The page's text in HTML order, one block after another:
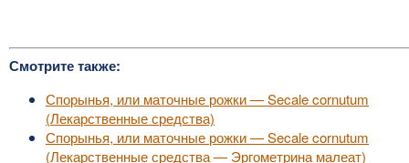
Смотрите также:
Спорынья, или маточные рожки — Secale cornutum
(Лекарственные средства)
Спорынья, или маточные рожки — Secale cornutum
(Лекарственные средства — Эргометрина малеат)